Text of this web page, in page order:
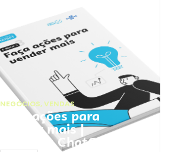
NEGÓCIOS, VENDAS
Faça ações para
vender mais |
Prompts ChatGPT